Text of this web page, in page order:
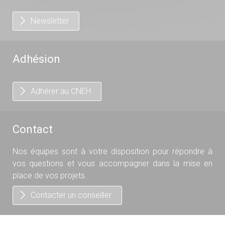
Newsletter
Adhésion
Adhérer au CNEH
Contact
Nos équipes sont à votre disposition pour répondre à
vos questions et vous accompagner dans la mise en
place de vos projets.
Contacter un conseiller